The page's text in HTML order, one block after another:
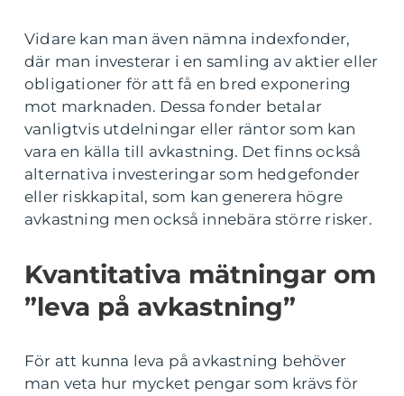
Vidare kan man även nämna indexfonder,
där man investerar i en samling av aktier eller
obligationer för att få en bred exponering
mot marknaden. Dessa fonder betalar
vanligtvis utdelningar eller räntor som kan
vara en källa till avkastning. Det finns också
alternativa investeringar som hedgefonder
eller riskkapital, som kan generera högre
avkastning men också innebära större risker.
Kvantitativa mätningar om
”leva på avkastning”
För att kunna leva på avkastning behöver
man veta hur mycket pengar som krävs för